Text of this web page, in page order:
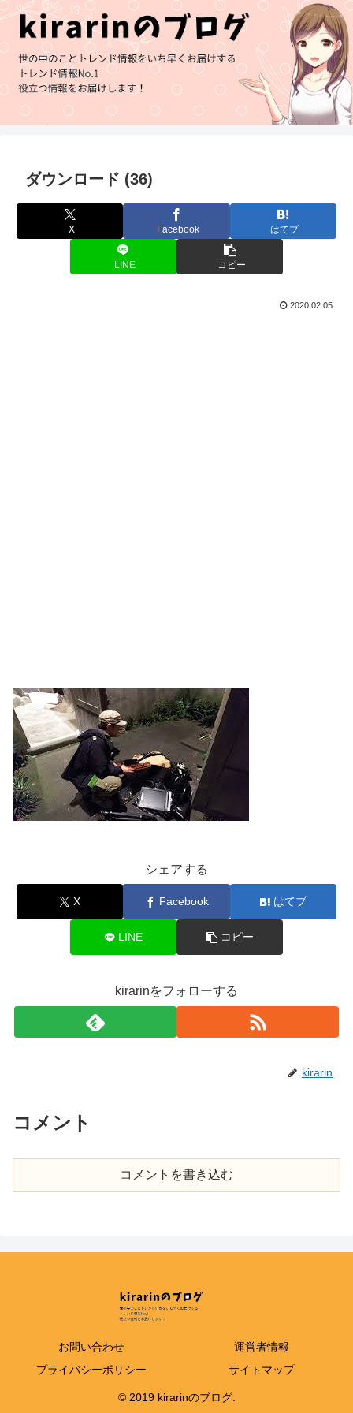
ダウンロード (36)
X Facebook はてブ
LINE コピー
2020.02.05
シェアする
X Facebook はてブ
LINE コピー
kirarinをフォローする
kirarin
コメント
コメントを書き込む
お問い合わせ
運営者情報
プライバシーポリシー
サイトマップ
© 2019 kirarinのブログ.